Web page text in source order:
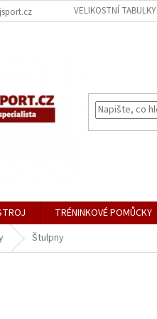
VELIKOSTNÍ TABULKY
TRÉNINKOVÉ POMŮCKY
Štulpny